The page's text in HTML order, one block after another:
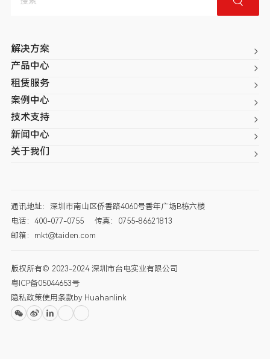
解决方案
产品中心
租赁服务
案例中心
技术支持
新闻中心
关于我们
通讯地址：深圳市南山区侨香路4060号香年广场B栋六楼
电话：400-077-0755
传真：0755-86621813
邮箱：mkt@taiden.com
版权所有© 2023-2024 深圳市台电实业有限公司
粤ICP备05044653号
隐私政策使用条款 by Huahanlink